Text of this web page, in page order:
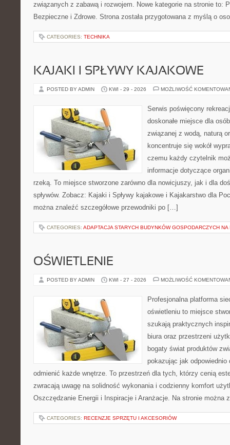
związanych z zabawą i rozwojem. Nowe kategorie na stronie to:
Bezpieczne i Zdrowe. Strona została przygotowana z myślą o
CATEGORIES: TECHNIKA
KAJAKI I SPŁYWY KAJAKOWE
POSTED BY ADMIN KWI - 29 - 2026 MOŻLIWOŚĆ
Serwis poświęcony
doskonałe miejsce dla
związanej z wodą, naturą
koncentruje się wokół
czemu każdy czytelnik
informacje dotyczące
rzeką. To miejsce stworzone zarówno dla nowicjuszy, jak i dla
spływów. Zobacz: Kajaki i Spływy kajakowe i Kajakarstwo dla
można znaleźć szczegółowe przewodniki po […]
CATEGORIES: ADAPTACJA STARYCH BUDYNKÓW GOSPODARCZYCH
OŚWIETLENIE
POSTED BY ADMIN KWI - 27 - 2026 MOŻLIWOŚĆ
Profesjonalna platforma
oświetleniu to miejsce
szukają praktycznych
biura oraz przestrzeni
bogaty świat produktów
pokazując jak odpowiednio
odmienić każde wnętrze. To przestrzeń dla tych, którzy cenią
zwracają uwagę na solidność wykonania i codzienny komfort
Oszczędzanie Energii i Inspiracje i Aranżacje. Na stronie można
CATEGORIES: RECENZJE SPRZĘTU I AKCESORIÓW